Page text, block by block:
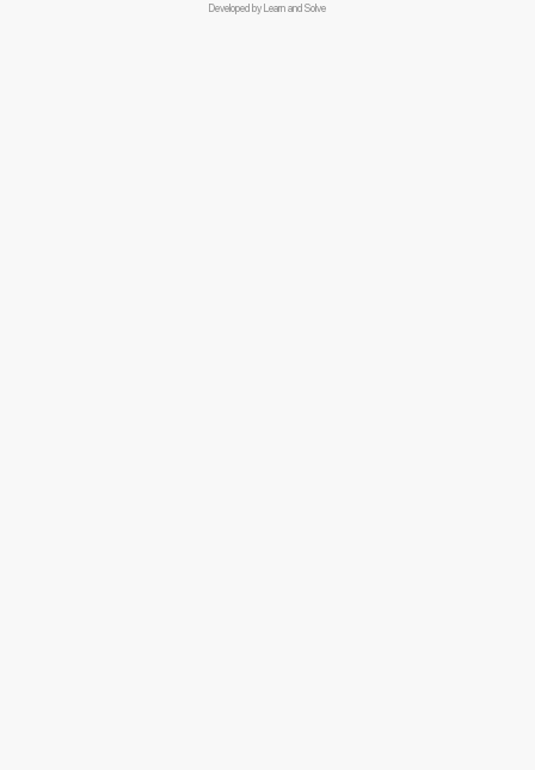
Developed byLearn and Solve